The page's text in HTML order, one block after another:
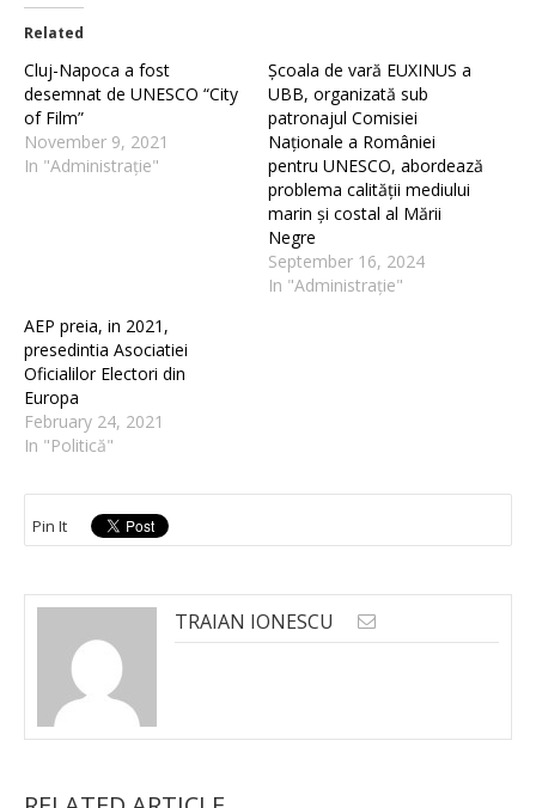
Related
Cluj-Napoca a fost
desemnat de UNESCO “City
of Film”
November 9, 2021
In "Administrație"
Școala de vară EUXINUS a
UBB, organizată sub
patronajul Comisiei
Naționale a României
pentru UNESCO, abordează
problema calității mediului
marin și costal al Mării
Negre
September 16, 2024
In "Administrație"
AEP preia, in 2021,
presedintia Asociatiei
Oficialilor Electori din
Europa
February 24, 2021
In "Politică"
Pin It
TRAIAN IONESCU